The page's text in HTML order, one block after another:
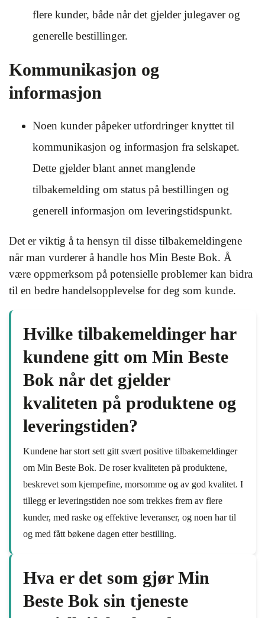
flere kunder, både når det gjelder julegaver og
generelle bestillinger.
Kommunikasjon og
informasjon
Noen kunder påpeker utfordringer knyttet til
kommunikasjon og informasjon fra selskapet.
Dette gjelder blant annet manglende
tilbakemelding om status på bestillingen og
generell informasjon om leveringstidspunkt.
Det er viktig å ta hensyn til disse tilbakemeldingene
når man vurderer å handle hos Min Beste Bok. Å
være oppmerksom på potensielle problemer kan bidra
til en bedre handelsopplevelse for deg som kunde.
Hvilke tilbakemeldinger har
kundene gitt om Min Beste
Bok når det gjelder
kvaliteten på produktene og
leveringstiden?
Kundene har stort sett gitt svært positive tilbakemeldinger
om Min Beste Bok. De roser kvaliteten på produktene,
beskrevet som kjempefine, morsomme og av god kvalitet. I
tillegg er leveringstiden noe som trekkes frem av flere
kunder, med raske og effektive leveranser, og noen har til
og med fått bøkene dagen etter bestilling.
Hva er det som gjør Min
Beste Bok sin tjeneste